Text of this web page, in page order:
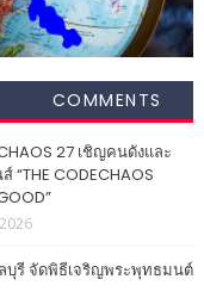
COMMENTS
27 เชิญคนดังและ
CODECHAOS
บุรี จัดพิธีเจริญพระพุทธมนต์